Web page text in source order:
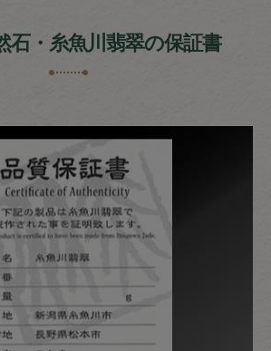
石・糸魚川翡翠の保証書